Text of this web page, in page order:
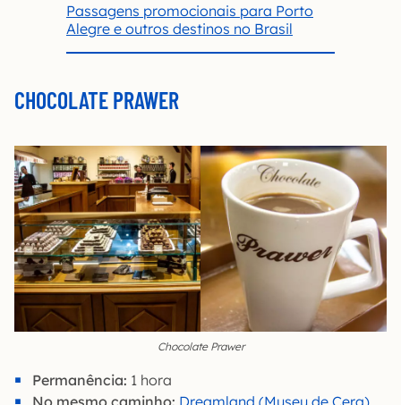
Passagens promocionais para Porto
Alegre e outros destinos no Brasil
CHOCOLATE PRAWER
Chocolate Prawer
Permanência: 1 hora
No mesmo caminho: Dreamland (Museu de Cera)